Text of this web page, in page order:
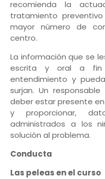
recomienda la
tratamiento
mayor número de
centro.
La información que se
escrita y oral a fin
entendimiento y
surjan. Un
deber estar presente
y proporcionar,
administrados a los
solución al problema.
Conducta
Las peleas en el curso